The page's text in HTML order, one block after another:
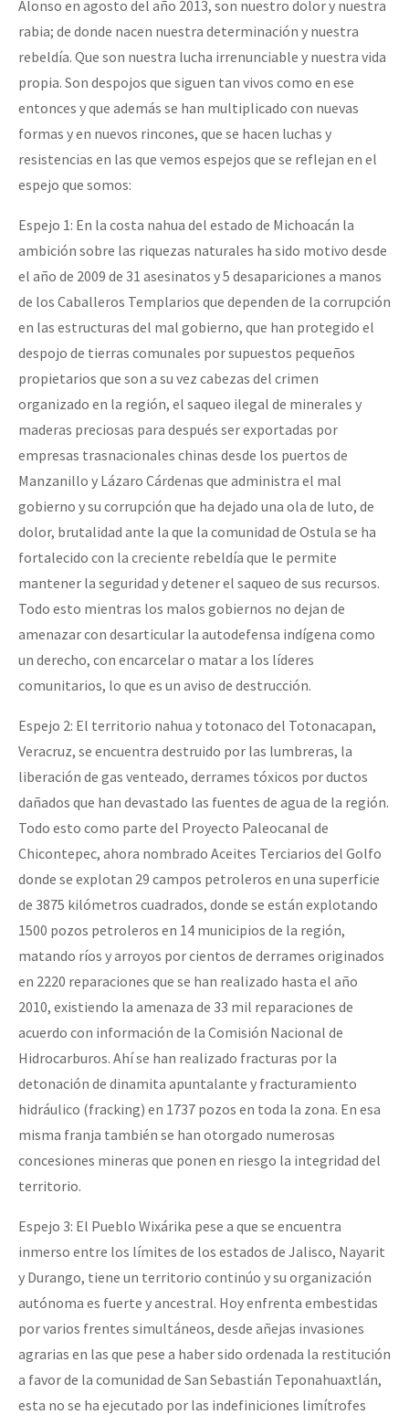
Alonso en agosto del año 2013, son nuestro dolor y nuestra
rabia; de donde nacen nuestra determinación y nuestra
rebeldía. Que son nuestra lucha irrenunciable y nuestra vida
propia. Son despojos que siguen tan vivos como en ese
entonces y que además se han multiplicado con nuevas
formas y en nuevos rincones, que se hacen luchas y
resistencias en las que vemos espejos que se reflejan en el
espejo que somos:
Espejo 1: En la costa nahua del estado de Michoacán la
ambición sobre las riquezas naturales ha sido motivo desde
el año de 2009 de 31 asesinatos y 5 desapariciones a manos
de los Caballeros Templarios que dependen de la corrupción
en las estructuras del mal gobierno, que han protegido el
despojo de tierras comunales por supuestos pequeños
propietarios que son a su vez cabezas del crimen
organizado en la región, el saqueo ilegal de minerales y
maderas preciosas para después ser exportadas por
empresas trasnacionales chinas desde los puertos de
Manzanillo y Lázaro Cárdenas que administra el mal
gobierno y su corrupción que ha dejado una ola de luto, de
dolor, brutalidad ante la que la comunidad de Ostula se ha
fortalecido con la creciente rebeldía que le permite
mantener la seguridad y detener el saqueo de sus recursos.
Todo esto mientras los malos gobiernos no dejan de
amenazar con desarticular la autodefensa indígena como
un derecho, con encarcelar o matar a los líderes
comunitarios, lo que es un aviso de destrucción.
Espejo 2: El territorio nahua y totonaco del Totonacapan,
Veracruz, se encuentra destruido por las lumbreras, la
liberación de gas venteado, derrames tóxicos por ductos
dañados que han devastado las fuentes de agua de la región.
Todo esto como parte del Proyecto Paleocanal de
Chicontepec, ahora nombrado Aceites Terciarios del Golfo
donde se explotan 29 campos petroleros en una superficie
de 3875 kilómetros cuadrados, donde se están explotando
1500 pozos petroleros en 14 municipios de la región,
matando ríos y arroyos por cientos de derrames originados
en 2220 reparaciones que se han realizado hasta el año
2010, existiendo la amenaza de 33 mil reparaciones de
acuerdo con información de la Comisión Nacional de
Hidrocarburos. Ahí se han realizado fracturas por la
detonación de dinamita apuntalante y fracturamiento
hidráulico (fracking) en 1737 pozos en toda la zona. En esa
misma franja también se han otorgado numerosas
concesiones mineras que ponen en riesgo la integridad del
territorio.
Espejo 3: El Pueblo Wixárika pese a que se encuentra
inmerso entre los límites de los estados de Jalisco, Nayarit
y Durango, tiene un territorio continúo y su organización
autónoma es fuerte y ancestral. Hoy enfrenta embestidas
por varios frentes simultáneos, desde añejas invasiones
agrarias en las que pese a haber sido ordenada la restitución
a favor de la comunidad de San Sebastián Teponahuaxtlán,
esta no se ha ejecutado por las indefiniciones limítrofes